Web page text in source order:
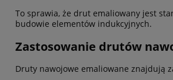
To sprawia, że drut emaliowany jest
budowie elementów indukcyjnych.
Zastosowanie drutów
Druty nawojowe emaliowane znajdują